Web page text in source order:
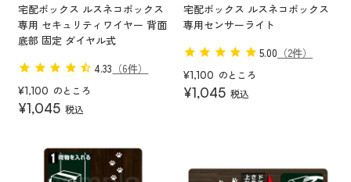
宅配ボックス ルスネコボックス
専用 セキュリティワイヤー 背面
底部 固定 ダイヤル式
4.33 （6件）
¥1,100 のところ
¥1,045 税込
宅配ボックス ルスネコボックス
専用センサーライト
5.00 （2件）
¥1,100 のところ
¥1,045 税込